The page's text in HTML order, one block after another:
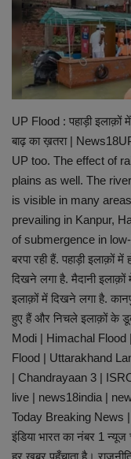
छत्तीसगढ़ इतिहास
मनोरंजन
विविध
UP Flood : पहाड़ी इलाक़ों
बाढ़ का ख़तरा |
UP too. The effect of
plains as well. The
is visible in many
prevailing in Kanpur,
of submergence in low-
बरपा रही हैं. पहाड़ी इलाक़ों
दिखने लगा है. मैदानी
इलाक़ों में दिखने लगा है.
हुए हैं और निचले इलाक़ों के
Modi | Himachal
Flood | Uttarakhand
| Chandrayaan 3 |
live | news18india |
Today Breaking News
इंडिया भारत का नंबर 1
हर खबर पहुँचाता है।